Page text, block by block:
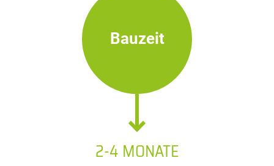
Bauzeit
2-4 MONATE